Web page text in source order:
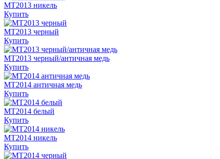
MT2013 никель
Купить
MT2013 черный
Купить
MT2013 черный/античная медь
Купить
MT2014 античная медь
Купить
MT2014 белый
Купить
MT2014 никель
Купить